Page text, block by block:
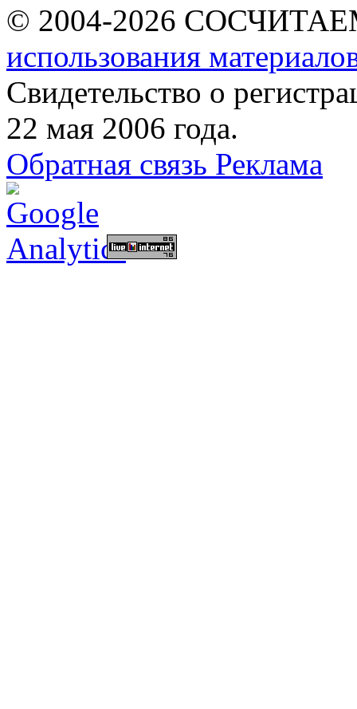
© 2004-2026
использования
Свидетельство о
22 мая 2006 года.
Обратная связь Реклама